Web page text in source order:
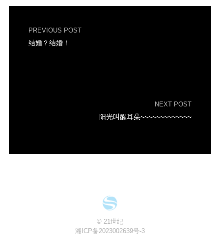
PREVIOUS POST
结婚？结婚！
NEXT POST
阳光叫醒耳朵~~~~~~~~~~~~~
© 21世纪
湘ICP备2023002639号-3